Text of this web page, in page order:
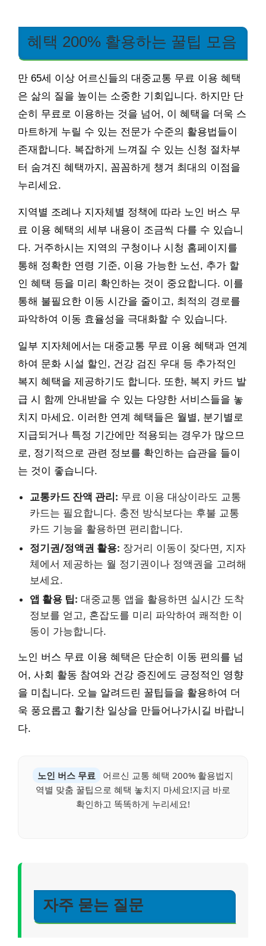
혜택 200% 활용하는 꿀팁 모음
만 65세 이상 어르신들의 대중교통 무료 이용 혜택
은 삶의 질을 높이는 소중한 기회입니다. 하지만 단
순히 무료로 이용하는 것을 넘어, 이 혜택을 더욱 스
마트하게 누릴 수 있는 전문가 수준의 활용법들이
존재합니다. 복잡하게 느껴질 수 있는 신청 절차부
터 숨겨진 혜택까지, 꼼꼼하게 챙겨 최대의 이점을
누리세요.
지역별 조례나 지자체별 정책에 따라 노인 버스 무
료 이용 혜택의 세부 내용이 조금씩 다를 수 있습니
다. 거주하시는 지역의 구청이나 시청 홈페이지를
통해 정확한 연령 기준, 이용 가능한 노선, 추가 할
인 혜택 등을 미리 확인하는 것이 중요합니다. 이를
통해 불필요한 이동 시간을 줄이고, 최적의 경로를
파악하여 이동 효율성을 극대화할 수 있습니다.
일부 지자체에서는 대중교통 무료 이용 혜택과 연계
하여 문화 시설 할인, 건강 검진 우대 등 추가적인
복지 혜택을 제공하기도 합니다. 또한, 복지 카드 발
급 시 함께 안내받을 수 있는 다양한 서비스들을 놓
치지 마세요. 이러한 연계 혜택들은 월별, 분기별로
지급되거나 특정 기간에만 적용되는 경우가 많으므
로, 정기적으로 관련 정보를 확인하는 습관을 들이
는 것이 좋습니다.
교통카드 잔액 관리: 무료 이용 대상이라도 교통
카드는 필요합니다. 충전 방식보다는 후불 교통
카드 기능을 활용하면 편리합니다.
정기권/정액권 활용: 장거리 이동이 잦다면, 지자
체에서 제공하는 월 정기권이나 정액권을 고려해
보세요.
앱 활용 팁: 대중교통 앱을 활용하면 실시간 도착
정보를 얻고, 혼잡도를 미리 파악하여 쾌적한 이
동이 가능합니다.
노인 버스 무료 이용 혜택은 단순히 이동 편의를 넘
어, 사회 활동 참여와 건강 증진에도 긍정적인 영향
을 미칩니다. 오늘 알려드린 꿀팁들을 활용하여 더
욱 풍요롭고 활기찬 일상을 만들어나가시길 바랍니
다.
노인 버스 무료
어르신 교통 혜택 200% 활용법지
역별 맞춤 꿀팁으로 혜택 놓치지 마세요!지금 바로
확인하고 똑똑하게 누리세요!
자주 묻는 질문